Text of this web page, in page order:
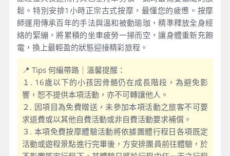
鬆。特別安排1小時正宗古式按摩，最懂您的疲憊。按摩
師運用傳承百年的手法與溫和被動瑜珈，精準釋放全身經
絡的緊繃，將累積的坐車疲勞一掃而空，讓身體重新充飽
電，換上最輕盈的狀態迎接精彩旅程。
📍 Tips 何編帶路｜溫馨提醒：
１. 16歲以下的小孩因骨骼仍在成長階段，為避免影
響，恕不提供本項活動，亦不可轉讓他人。
２. 因項目為免費贈送，未參加本項活動之旅客不可要
求退費或以其他自費活動或非自費活動要求補償。
３. 本項免費按摩體驗活動將依據團體行程日各項既定
活動或遊程景點進行完畢後，方安排團員前往體驗，於